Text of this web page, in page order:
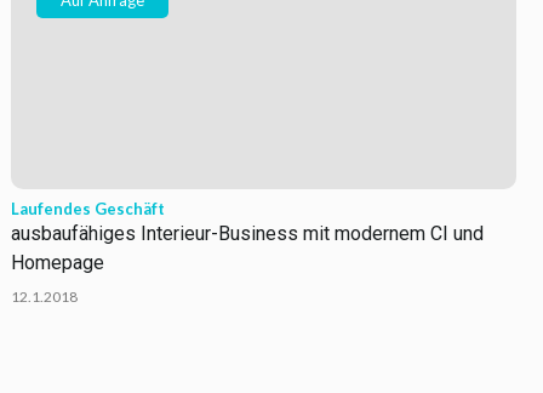
Laufendes Geschäft
ausbaufähiges Interieur-Business mit modernem CI und
Homepage
12.1.2018